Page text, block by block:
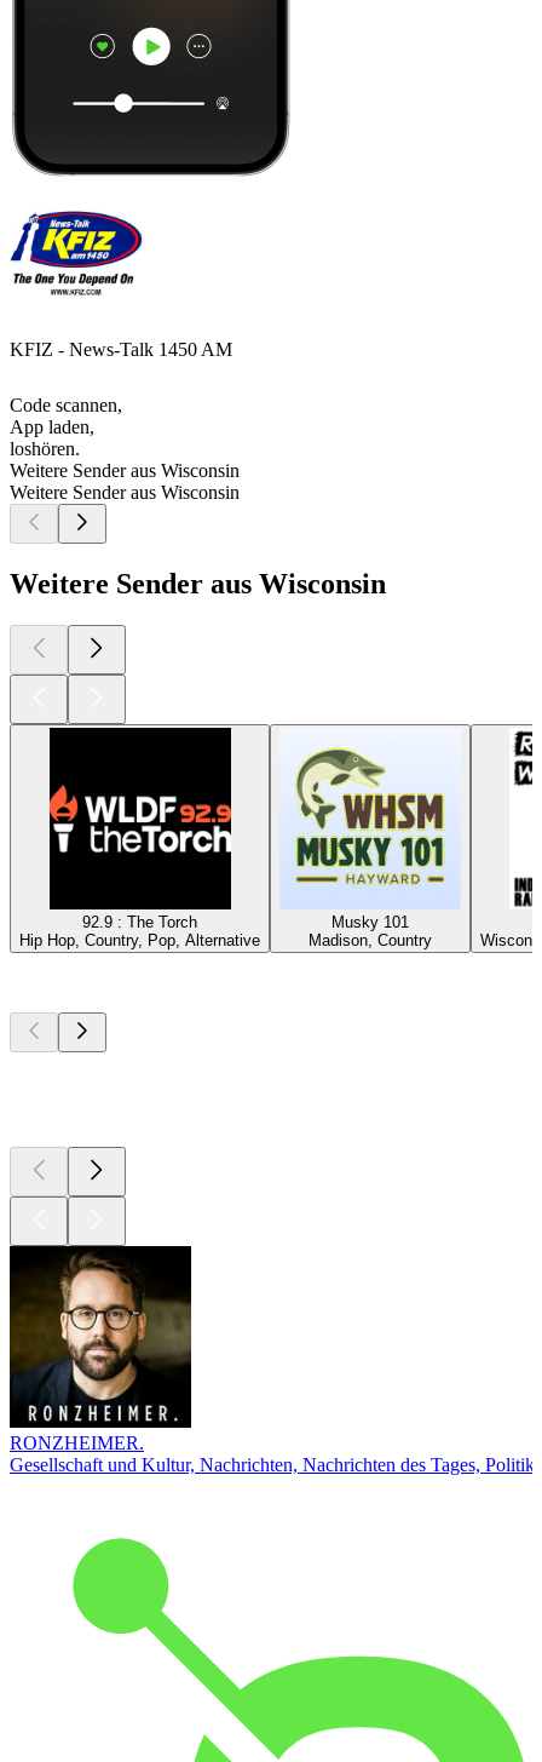
KFIZ - News-Talk 1450 AM
Code scannen,
App laden,
loshören.
Weitere Sender aus Wisconsin
Weitere Sender aus Wisconsin
Weitere Sender aus Wisconsin
92.9 : The Torch
Hip Hop, Country, Pop, Alternative
Musky 101
Madison, Country
RONZHEIMER.
Gesellschaft und Kultur, Nachrichten, Nachrichten des Tages, Politik